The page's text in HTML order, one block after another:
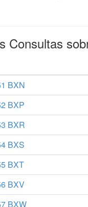
Consultas
BXN
BXP
BXR
BXS
BXT
BXV
BXW